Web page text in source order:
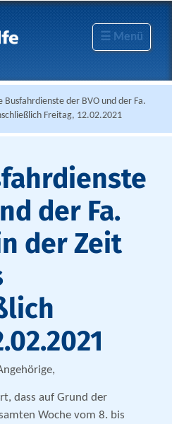
☰ Menü
Busfahrdienste der BVO und der Fa.
Freitag, 12.02.2021
der Fa.
der Zeit
dass auf Grund der
Woche vom 8. bis